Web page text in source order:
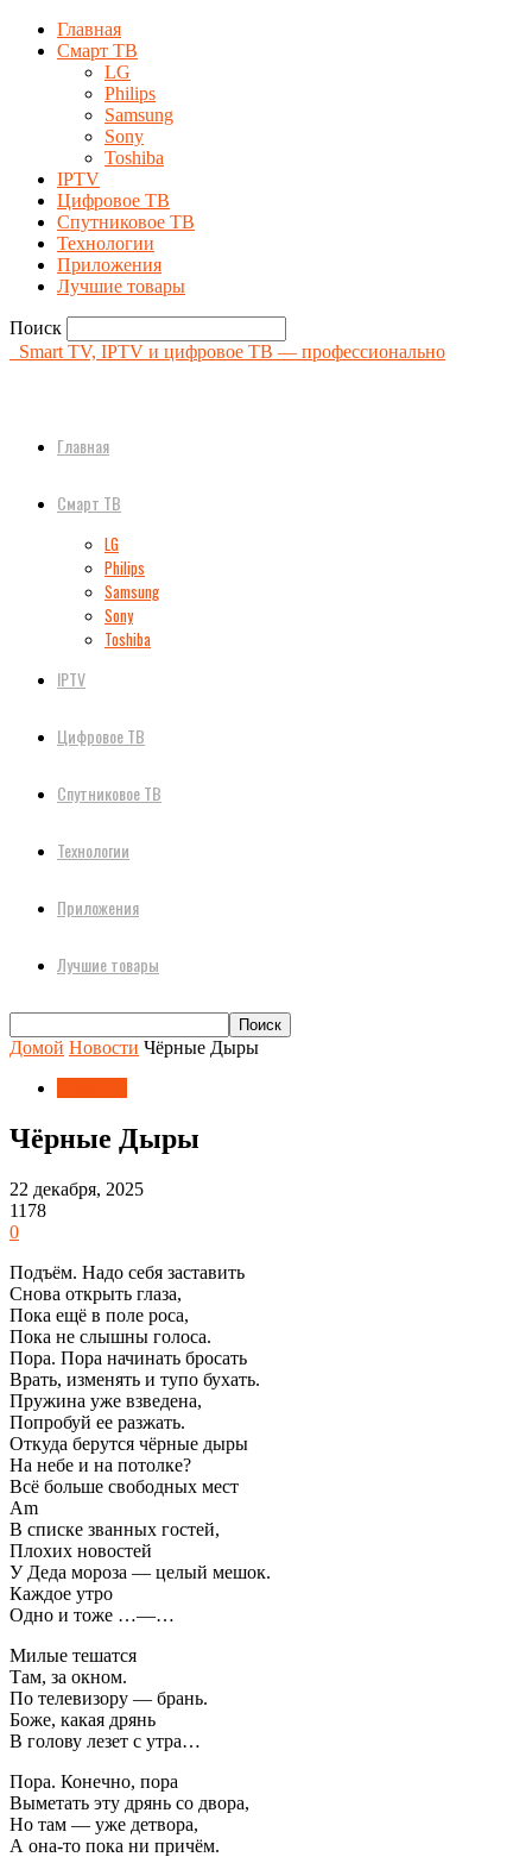
Главная
Смарт ТВ
LG
Philips
Samsung
Sony
Toshiba
IPTV
Цифровое ТВ
Спутниковое ТВ
Технологии
Приложения
Лучшие товары
Поиск
Smart TV, IPTV и цифровое ТВ — профессионально
Главная
Смарт ТВ
LG
Philips
Samsung
Sony
Toshiba
IPTV
Цифровое ТВ
Спутниковое ТВ
Технологии
Приложения
Лучшие товары
Домой Новости Чёрные Дыры
Чёрные Дыры
22 декабря, 2025
1178
0
Подъём. Надо себя заставить
Снова открыть глаза,
Пока ещё в поле роса,
Пока не слышны голоса.
Пора. Пора начинать бросать
Врать, изменять и тупо бухать.
Пружина уже взведена,
Попробуй ее разжать.
Откуда берутся чёрные дыры
На небе и на потолке?
Всё больше свободных мест
Am
В списке званных гостей,
Плохих новостей
У Деда мороза — целый мешок.
Каждое утро
Одно и тоже …—…
Милые тешатся
Там, за окном.
По телевизору — брань.
Боже, какая дрянь
В голову лезет с утра…
Пора. Конечно, пора
Выметать эту дрянь со двора,
Но там — уже детвора,
А она-то пока ни причём.